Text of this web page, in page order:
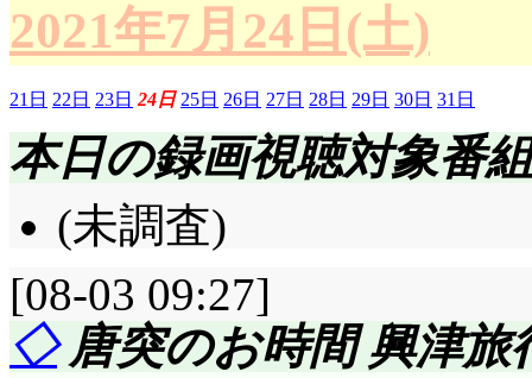
2021年7月24日(土)
21日 22日 23日 24日 25日 26日 27日 28日 29日 30日 31日
本日の録画視聴対象番組
(未調査)
[08-03 09:27]
◇唐突のお時間 興津旅